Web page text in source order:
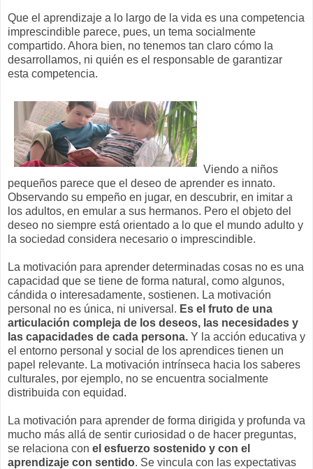
Que el aprendizaje a lo largo de la vida es una competencia
imprescindible parece, pues, un tema socialmente
compartido. Ahora bien, no tenemos tan claro cómo la
desarrollamos, ni quién es el responsable de garantizar
esta competencia.
Viendo a niños
pequeños parece que el deseo de aprender es innato.
Observando su empeño en jugar, en descubrir, en imitar a
los adultos, en emular a sus hermanos. Pero el objeto del
deseo no siempre está orientado a lo que el mundo adulto y
la sociedad considera necesario o imprescindible.
La motivación para aprender determinadas cosas no es una
capacidad que se tiene de forma natural, como algunos,
cándida o interesadamente, sostienen. La motivación
personal no es única, ni universal. Es el fruto de una
articulación compleja de los deseos, las necesidades y
las capacidades de cada persona. Y la acción educativa y
el entorno personal y social de los aprendices tienen un
papel relevante. La motivación intrínseca hacia los saberes
culturales, por ejemplo, no se encuentra socialmente
distribuida con equidad.
La motivación para aprender de forma dirigida y profunda va
mucho más allá de sentir curiosidad o de hacer preguntas,
se relaciona con el esfuerzo sostenido y con el
aprendizaje con sentido. Se vincula con las expectativas